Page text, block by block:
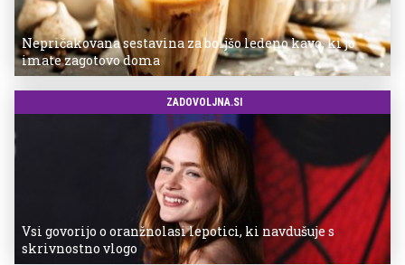
Nepričakovana sestavina za boljšo ledeno kavo, ki jo
imate zagotovo doma
ZADOVOLJNA.SI
Vsi govorijo o oranžnolasi lepotici, ki navdušuje s
skrivnostno vlogo